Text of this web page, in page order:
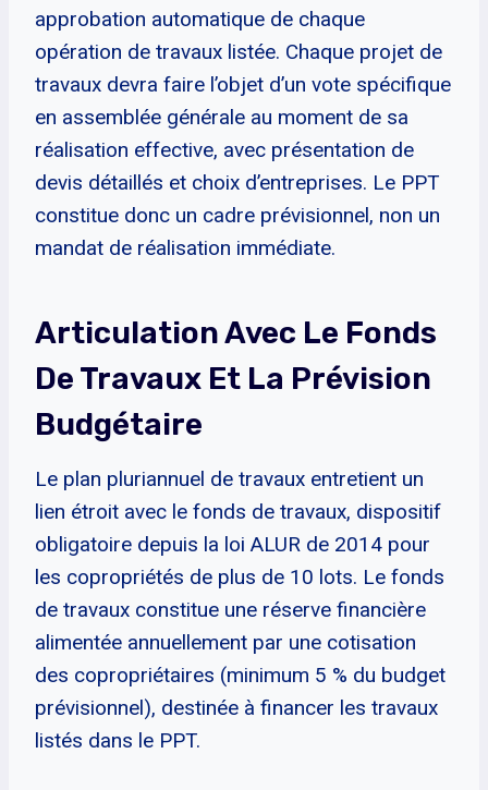
approbation automatique de chaque
opération de travaux listée. Chaque projet de
travaux devra faire l’objet d’un vote spécifique
en assemblée générale au moment de sa
réalisation effective, avec présentation de
devis détaillés et choix d’entreprises. Le PPT
constitue donc un cadre prévisionnel, non un
mandat de réalisation immédiate.
Articulation Avec Le Fonds
De Travaux Et La Prévision
Budgétaire
Le plan pluriannuel de travaux entretient un
lien étroit avec le fonds de travaux, dispositif
obligatoire depuis la loi ALUR de 2014 pour
les copropriétés de plus de 10 lots. Le fonds
de travaux constitue une réserve financière
alimentée annuellement par une cotisation
des copropriétaires (minimum 5 % du budget
prévisionnel), destinée à financer les travaux
listés dans le PPT.